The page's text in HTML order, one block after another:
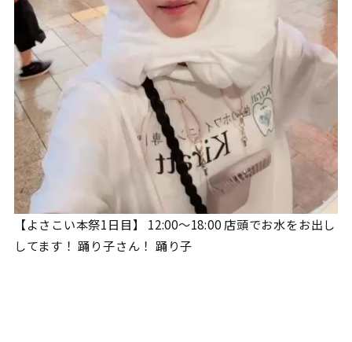
【よさこい本祭1日目】 12:00〜18:00 店頭でお水をお出し
してます！ 踊り子さん！ 踊り子